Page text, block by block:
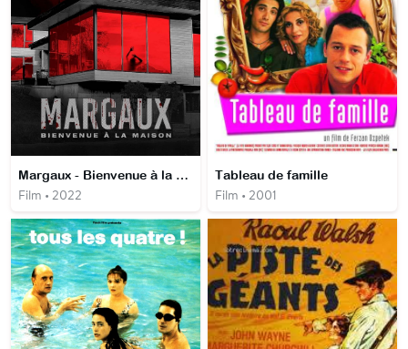
Margaux - Bienvenue à la maison
Film • 2022
Tableau de famille
Film • 2001